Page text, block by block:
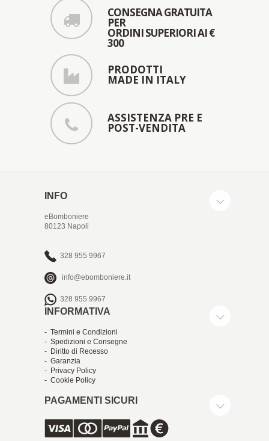
CONSEGNA GRATUITA
PER
ORDINI SUPERIORI AI €
300
PRODOTTI
MADE IN ITALY
ASSISTENZA PRE E
POST-VENDITA
INFO
eBomboniere
80123 Napoli
328 955 9967
info@ebomboniere.it
328 955 9967
INFORMATIVA
- Termini e Condizioni
- Spedizioni e Consegne
- Diritto di Recesso
- Garanzia
- Privacy Policy
- Cookie Policy
PAGAMENTI SICURI